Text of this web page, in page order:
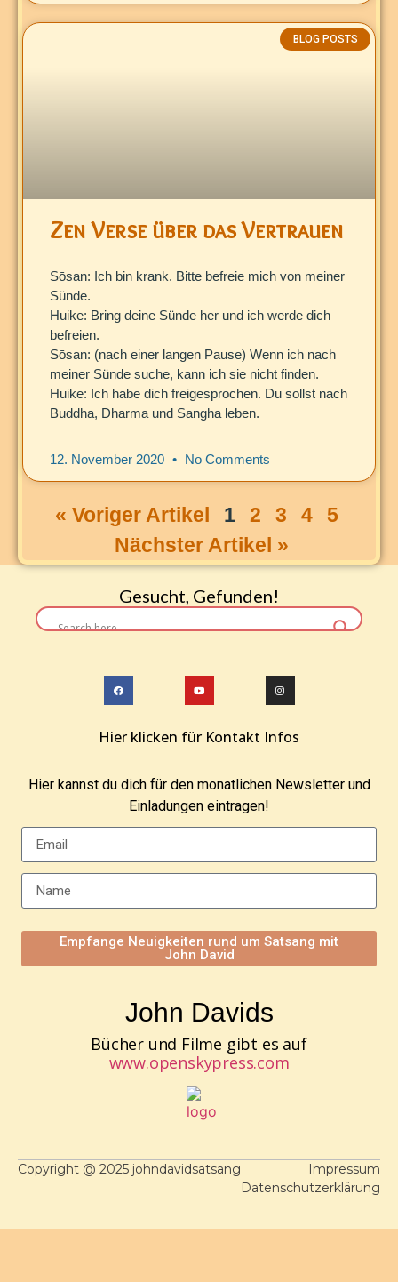
BLOG POSTS
Zen Verse über das Vertrauen
Sōsan: Ich bin krank. Bitte befreie mich von meiner
Sünde.
Huike: Bring deine Sünde her und ich werde dich
befreien.
Sōsan: (nach einer langen Pause) Wenn ich nach
meiner Sünde suche, kann ich sie nicht finden.
Huike: Ich habe dich freigesprochen. Du sollst nach
Buddha, Dharma und Sangha leben.
12. November 2020 No Comments
« Voriger Artikel 1 2 3 4
5
Nächster Artikel »
Gesucht, Gefunden!
Hier klicken für Kontakt Infos
Hier kannst du dich für den monatlichen Newsletter und
Einladungen eintragen!
Empfange Neuigkeiten rund um Satsang mit
John David
John Davids
Bücher und Filme gibt es auf
www.openskypress.com
Copyright @ 2025 johndavidsatsang
Impressum
Datenschutzerklärung